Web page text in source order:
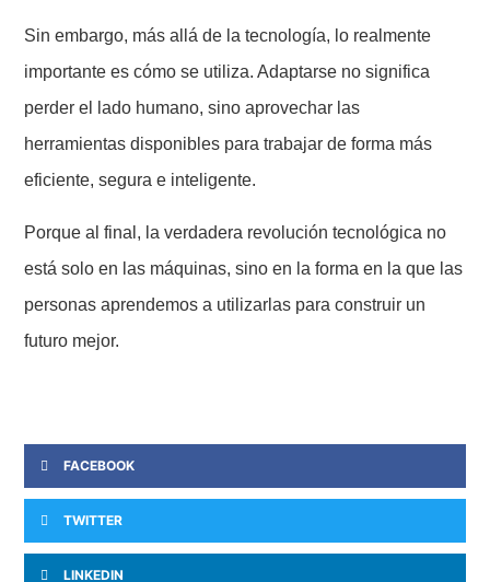
Sin embargo, más allá de la tecnología, lo realmente
importante es cómo se utiliza. Adaptarse no significa
perder el lado humano, sino aprovechar las
herramientas disponibles para trabajar de forma más
eficiente, segura e inteligente.
Porque al final, la verdadera revolución tecnológica no
está solo en las máquinas, sino en la forma en la que las
personas aprendemos a utilizarlas para construir un
futuro mejor.
FACEBOOK
TWITTER
LINKEDIN